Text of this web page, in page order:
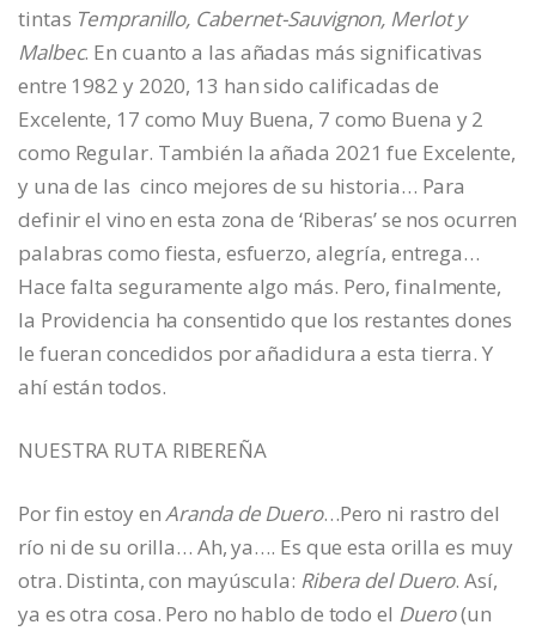
tintas Tempranillo, Cabernet-Sauvignon, Merlot y
Malbec. En cuanto a las añadas más significativas
entre 1982 y 2020, 13 han sido calificadas de
Excelente, 17 como Muy Buena, 7 como Buena y 2
como Regular. También la añada 2021 fue Excelente,
y una de las cinco mejores de su historia… Para
definir el vino en esta zona de ‘Riberas’ se nos ocurren
palabras como fiesta, esfuerzo, alegría, entrega…
Hace falta seguramente algo más. Pero, finalmente,
la Providencia ha consentido que los restantes dones
le fueran concedidos por añadidura a esta tierra. Y
ahí están todos.
NUESTRA RUTA RIBEREÑA
Por fin estoy enAranda de Duero…Pero ni rastro del
río ni de su orilla… Ah, ya…. Es que esta orilla es muy
otra. Distinta, con mayúscula: Ribera del Duero. Así,
ya es otra cosa. Pero no hablo de todo el Duero(un